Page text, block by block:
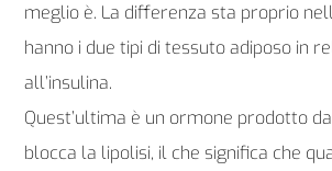
meglio è. La differenza sta proprio
hanno i due tipi di tessuto adiposo in
all’insulina.
Quest’ultima è un ormone prodotto
blocca la lipolisi, il che significa che